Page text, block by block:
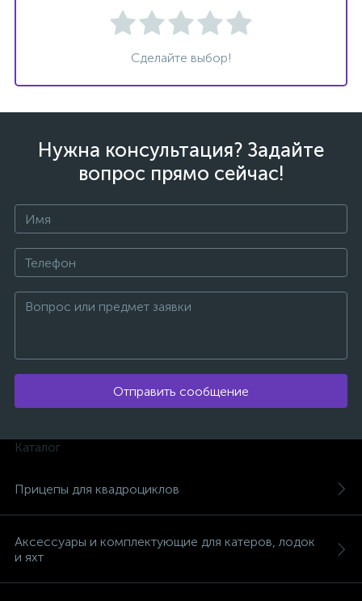
Сделайте выбор!
Нужна консультация? Задайте
вопрос прямо сейчас!
Отправить сообщение
Каталог
Прицепы для квадроциклов
Аксессуары и комплектующие для катеров, лодок
и яхт